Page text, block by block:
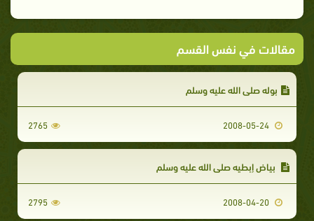
مقالات في نفس القسم
بوله صلى الله عليه وسلم
2765
بياض إبطيه صلى الله عليه وسلم
2795